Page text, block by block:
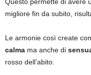
migliore fin da subito,
Le armonie così create
calma ma anche di
rosso dell’abito.